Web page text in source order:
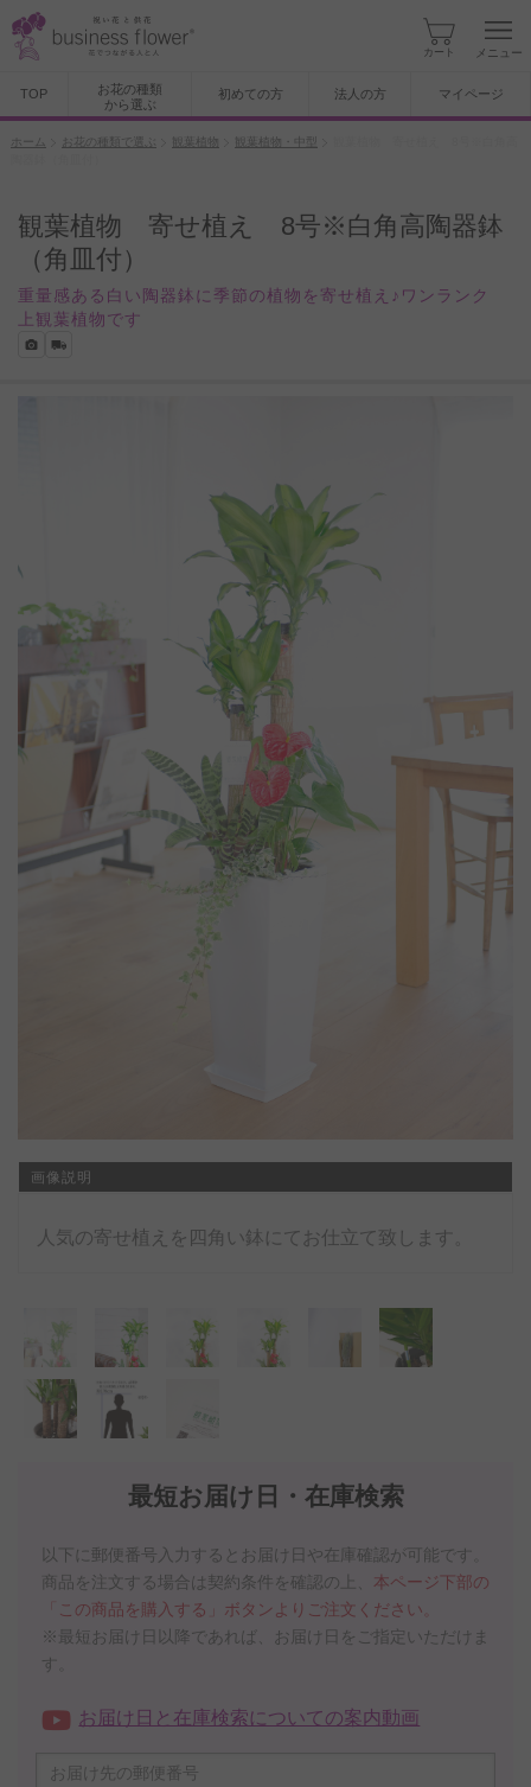
カート メニュー
TOP
お花の種類
から選ぶ
初めての方 法人の方 マイページ
ホーム お花の種類で選ぶ 観葉植物 観葉植物・中型
観葉植物 寄せ植え 8号※白角高陶器鉢
（角皿付）
重量感ある白い陶器鉢に季節の植物を寄せ植え♪ワンランク
上観葉植物です
最短お届け日・在庫検索
以下に郵便番号入力するとお届け日や在庫確認が可能です。
商品を注文する場合は契約条件を確認の上、 本ページ下部の
「この商品を購入する」ボタンよりご注文ください。
※最短お届け日以降であれば、お届け日をご指定いただけま
す。
お届け日と在庫検索についての案内動画
画像説明
人気の寄せ植えを四角い鉢にてお仕立て致します。